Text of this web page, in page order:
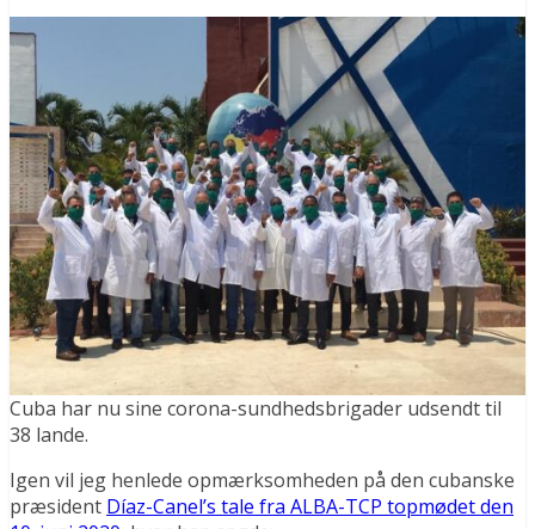
Cuba har nu sine corona-sundhedsbrigader udsendt til
38 lande.
Igen vil jeg henlede opmærksomheden på den cubanske
præsident Díaz-Canel’s tale fra ALBA-TCP topmødet den